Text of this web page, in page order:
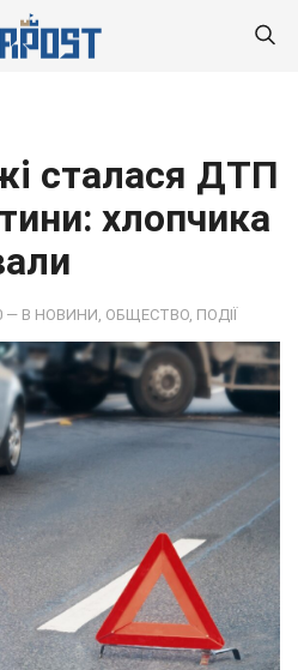
сталася ДТП
хлопчика
— В НОВИНИ ОБЩЕСТВО ПОДІЇ